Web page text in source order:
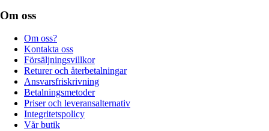
Om oss
Om oss?
Kontakta oss
Försäljningsvillkor
Returer och återbetalningar
Ansvarsfriskrivning
Betalningsmetoder
Priser och leveransalternativ
Integritetspolicy
Vår butik